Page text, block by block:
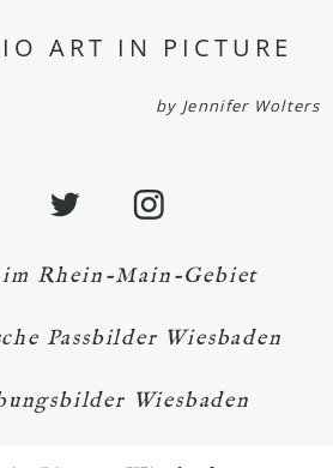
ART IN PICTURE
by Jennifer Wolters
Rhein-Main-Gebiet
Passbilder Wiesbaden
Wiesbaden